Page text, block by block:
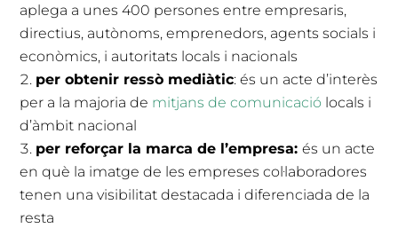
aplega a unes 400 persones entre empresaris,
directius, autònoms, emprenedors, agents socials i
econòmics, i autoritats locals i nacionals
per obtenir ressò mediàtic: és un acte d’interès
per a la majoria de mitjans de comunicació locals i
d’àmbit nacional
per reforçar la marca de l’empresa:és un acte
en què la imatge de les empreses col·laboradores
tenen una visibilitat destacada i diferenciada de la
resta